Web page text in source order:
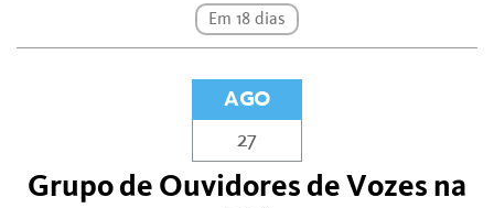
Em 18 dias
AGO
27
Grupo de Ouvidores de Vozes na